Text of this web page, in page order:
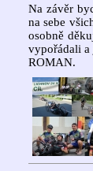
Na závěr
na sebe
osobně
vypořádali
ROMAN.